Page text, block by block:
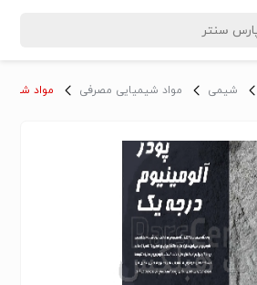
شیمی مواد شیمیایی مصرفی مواد